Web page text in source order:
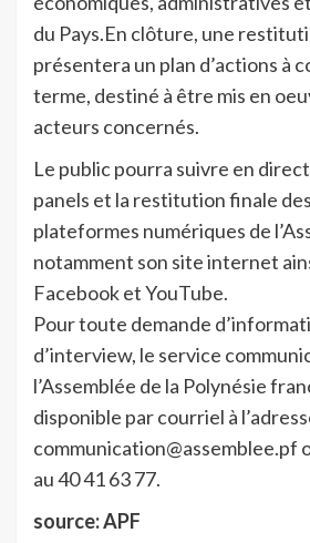
du Pays.En clôture, une
présentera un plan d’actions à
terme, destiné à être mis en
acteurs concernés.
Le public pourra suivre en
panels et la restitution finale
plateformes numériques de
notamment son site internet
Facebook et YouTube.
Pour toute demande
d’interview, le service
l’Assemblée de la Polynésie
disponible par courriel à
communication@assemblee.pf
au 40 41 63 77.
source: APF